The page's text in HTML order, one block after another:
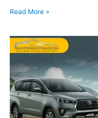
Read More »
Rental
Mobil
Akhirnya
Tertipu.